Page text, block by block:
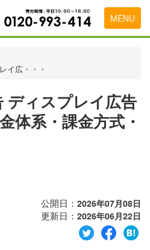
MENU
方
の流れ
イ広・・・
ディスプレイ広告
体系・課金方式・
公開日： 2026年07月08日
更新日： 2026年06月22日